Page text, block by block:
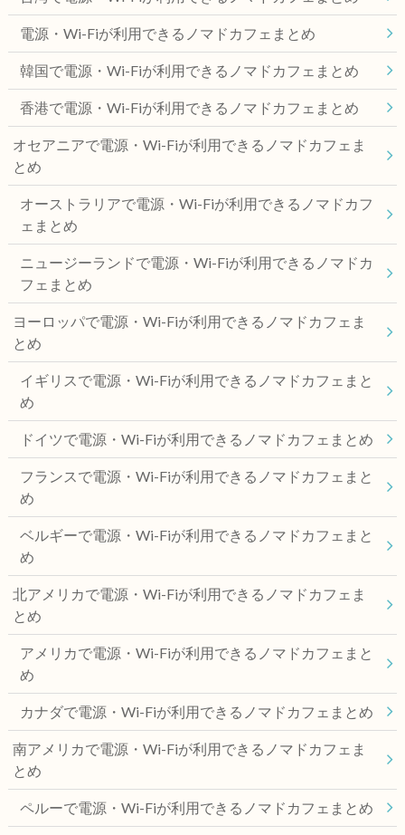
電源・Wi-Fiが利用できるノマドカフェまとめ
韓国で電源・Wi-Fiが利用できるノマドカフェまとめ
香港で電源・Wi-Fiが利用できるノマドカフェまとめ
オセアニアで電源・Wi-Fiが利用できるノマドカフェま
とめ
オーストラリアで電源・Wi-Fiが利用できるノマドカフ
ェまとめ
ニュージーランドで電源・Wi-Fiが利用できるノマドカ
フェまとめ
ヨーロッパで電源・Wi-Fiが利用できるノマドカフェま
とめ
イギリスで電源・Wi-Fiが利用できるノマドカフェまと
め
ドイツで電源・Wi-Fiが利用できるノマドカフェまとめ
フランスで電源・Wi-Fiが利用できるノマドカフェまと
め
ベルギーで電源・Wi-Fiが利用できるノマドカフェまと
め
北アメリカで電源・Wi-Fiが利用できるノマドカフェま
とめ
アメリカで電源・Wi-Fiが利用できるノマドカフェまと
め
カナダで電源・Wi-Fiが利用できるノマドカフェまとめ
南アメリカで電源・Wi-Fiが利用できるノマドカフェま
とめ
ペルーで電源・Wi-Fiが利用できるノマドカフェまとめ